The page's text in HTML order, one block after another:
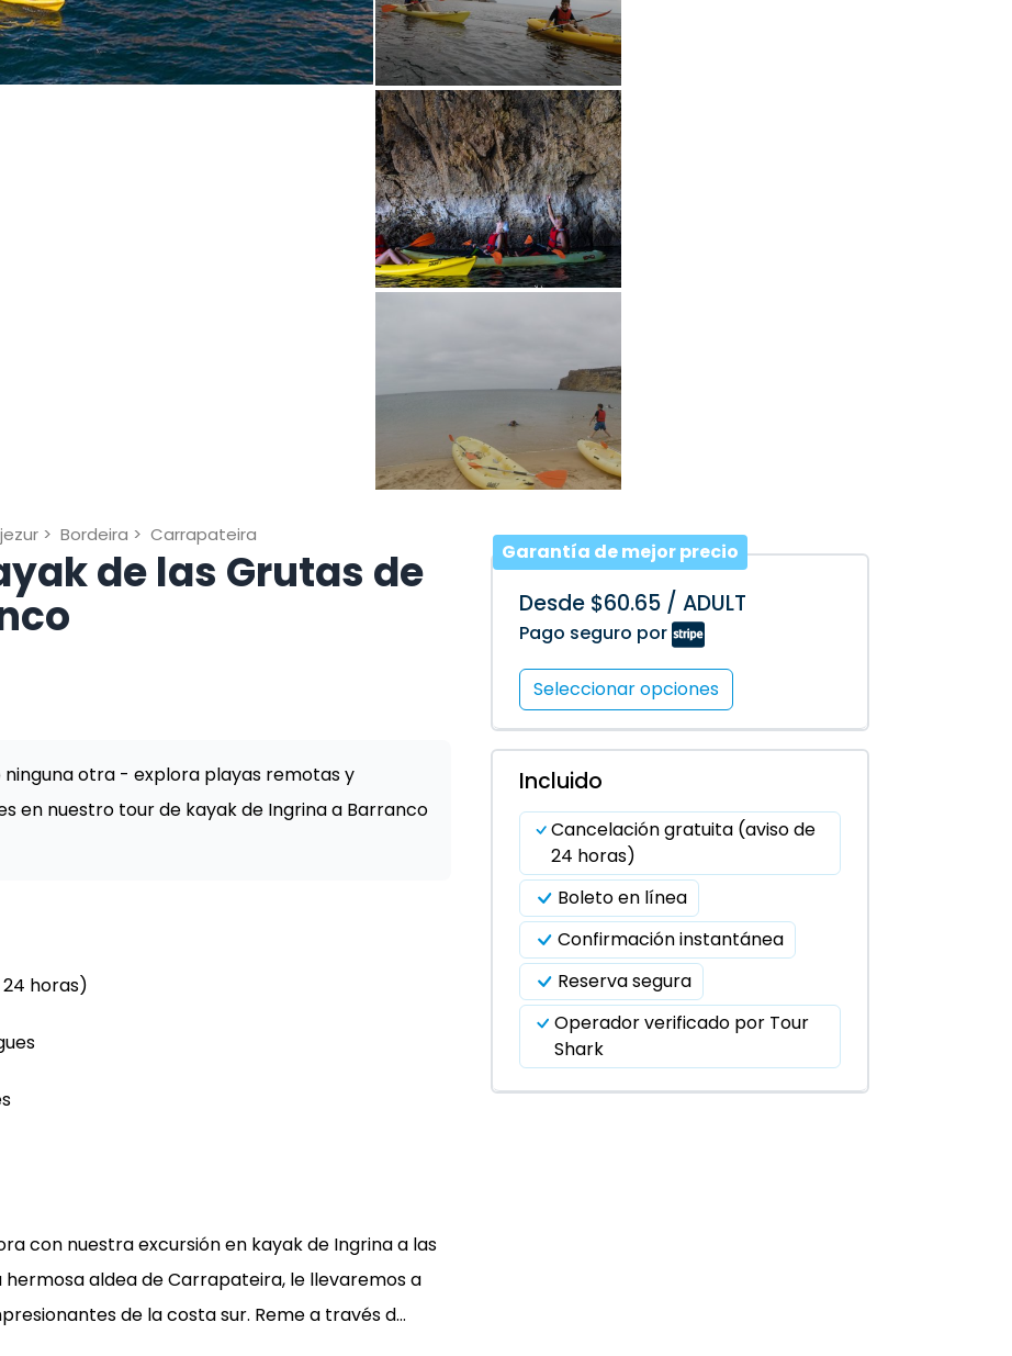
> Bordeira > Carrapateira
de las Grutas de
otra - explora playas remotas y
en nuestro tour de kayak de Ingrina a Barranco
horas)
con nuestra excursión en kayak de Ingrina a las
aldea de Carrapateira, le llevaremos a
de la costa sur. Reme a través d...
Garantía de mejor precio
Desde $60.65 / ADULT
Pago seguro por
Seleccionar opciones
Incluido
Cancelación gratuita (aviso de
24 horas)
Boleto en línea
Confirmación instantánea
Reserva segura
Operador verificado por Tour
Shark